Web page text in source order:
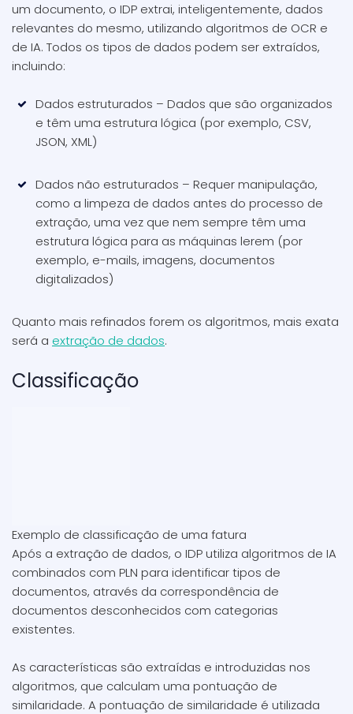
um documento, o IDP extrai, inteligentemente, dados
relevantes do mesmo, utilizando algoritmos de OCR e
de IA. Todos os tipos de dados podem ser extraídos,
incluindo:
Dados estruturados – Dados que são organizados
e têm uma estrutura lógica (por exemplo, CSV,
JSON, XML)
Dados não estruturados – Requer manipulação,
como a limpeza de dados antes do processo de
extração, uma vez que nem sempre têm uma
estrutura lógica para as máquinas lerem (por
exemplo, e-mails, imagens, documentos
digitalizados)
Quanto mais refinados forem os algoritmos, mais exata
será a extração de dados.
Classificação
Exemplo de classificação de uma fatura
Após a extração de dados, o IDP utiliza algoritmos de IA
combinados com PLN para identificar tipos de
documentos, através da correspondência de
documentos desconhecidos com categorias
existentes.
As características são extraídas e introduzidas nos
algoritmos, que calculam uma pontuação de
similaridade. A pontuação de similaridade é utilizada